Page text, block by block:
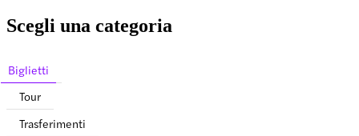
Scegli una categoria
Biglietti
Tour
Trasferimenti